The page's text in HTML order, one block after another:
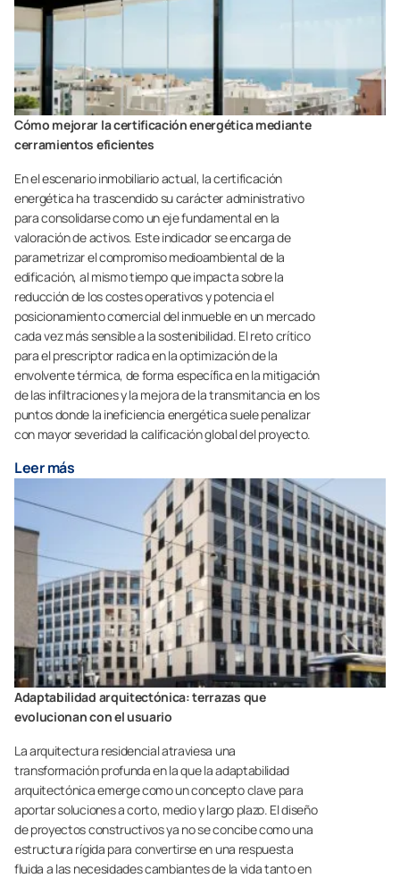
Cómo mejorar la certificación energética mediante
cerramientos eficientes
En el escenario inmobiliario actual, la certificación
energética ha trascendido su carácter administrativo
para consolidarse como un eje fundamental en la
valoración de activos. Este indicador se encarga de
parametrizar el compromiso medioambiental de la
edificación, al mismo tiempo que impacta sobre la
reducción de los costes operativos y potencia el
posicionamiento comercial del inmueble en un mercado
cada vez más sensible a la sostenibilidad. El reto crítico
para el prescriptor radica en la optimización de la
envolvente térmica, de forma específica en la mitigación
de las infiltraciones y la mejora de la transmitancia en los
puntos donde la ineficiencia energética suele penalizar
con mayor severidad la calificación global del proyecto.
Leer más
Adaptabilidad arquitectónica: terrazas que
evolucionan con el usuario
La arquitectura residencial atraviesa una
transformación profunda en la que la adaptabilidad
arquitectónica emerge como un concepto clave para
aportar soluciones a corto, medio y largo plazo. El diseño
de proyectos constructivos ya no se concibe como una
estructura rígida para convertirse en una respuesta
fluida a las necesidades cambiantes de la vida tanto en